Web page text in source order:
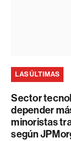
LAS ÚLTIMAS
Sector
depender
minoristas
según